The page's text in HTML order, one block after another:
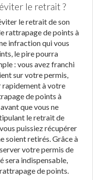
le retrait ?
le retrait de son
rattrapage de points à
infraction qui vous
le pire pourra
: vous avez franchi
sur votre permis,
rapidement à votre
de points à
que vous ne
le retrait de
puissiez récupérer
soient retirés. Grâce à
votre permis de
sera indispensable,
de points.